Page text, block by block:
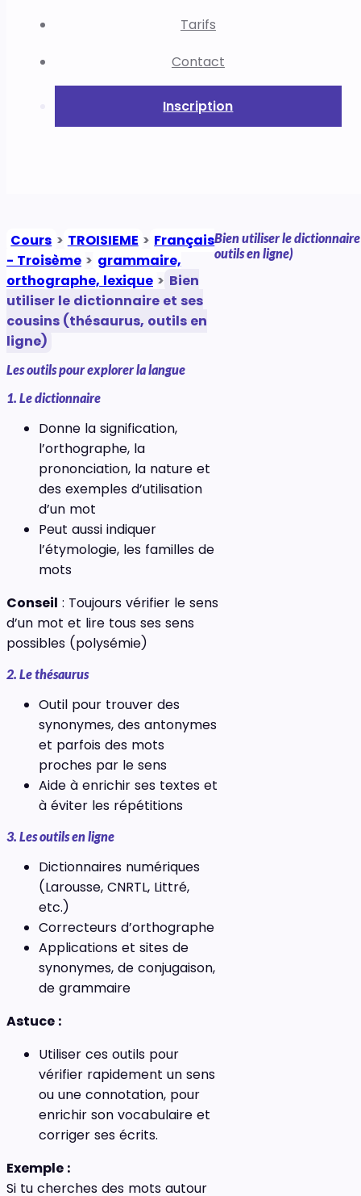
Tarifs
Contact
Inscription
Cours > TROISIEME > Français
- Troisème > grammaire,
orthographe, lexique > Bien
utiliser le dictionnaire et ses
cousins (thésaurus, outils en
ligne)
Bien utiliser le dictionnaire
outils en ligne)
Les outils pour explorer la langue
1. Le dictionnaire
Donne la signification,
l’orthographe, la
prononciation, la nature et
des exemples d’utilisation
d’un mot
Peut aussi indiquer
l’étymologie, les familles de
mots
Conseil : Toujours vérifier le sens
d’un mot et lire tous ses sens
possibles (polysémie)
2. Le thésaurus
Outil pour trouver des
synonymes, des antonymes
et parfois des mots
proches par le sens
Aide à enrichir ses textes et
à éviter les répétitions
3. Les outils en ligne
Dictionnaires numériques
(Larousse, CNRTL, Littré,
etc.)
Correcteurs d’orthographe
Applications et sites de
synonymes, de conjugaison,
de grammaire
Astuce :
Utiliser ces outils pour
vérifier rapidement un sens
ou une connotation, pour
enrichir son vocabulaire et
corriger ses écrits.
Exemple :
Si tu cherches des mots autour